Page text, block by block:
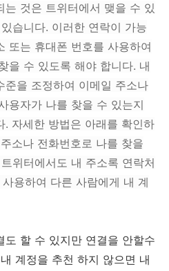
는 것은 트위터에서 맺을 수 있
습니다. 이러한 연락이 가능
또는 휴대폰 번호를 사용하여
을 수 있도록 해야 합니다. 내
준을 조정하여 이메일 주소나
용자가 나를 찾을 수 있는지
. 자세한 방법은 아래를 확인하
소나 전화번호로 나를 찾을
위터에서도 내 주소록 연락처
용하여 다른 사람에게 내 계
도 할 수 있지만 연결을 안할수
계정을 추천 하지 않으면 내